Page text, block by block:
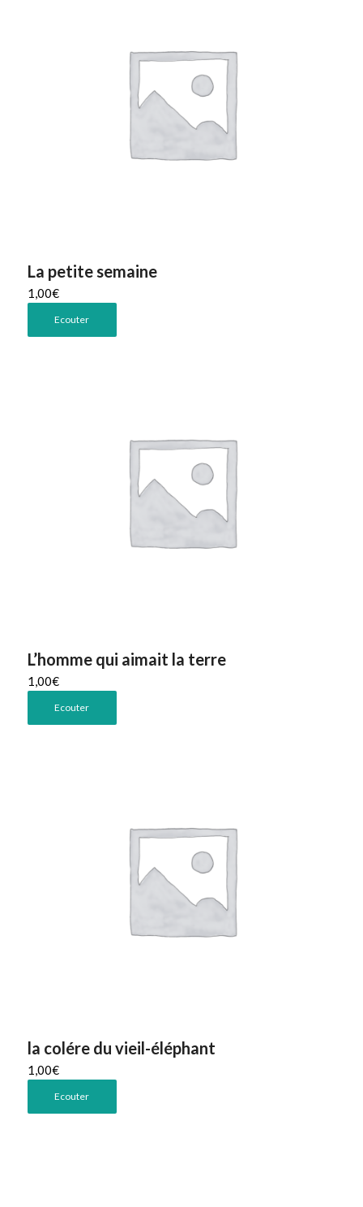
La petite semaine
1,00€
Ecouter
L’homme qui aimait la terre
1,00€
Ecouter
la colére du vieil-éléphant
1,00€
Ecouter